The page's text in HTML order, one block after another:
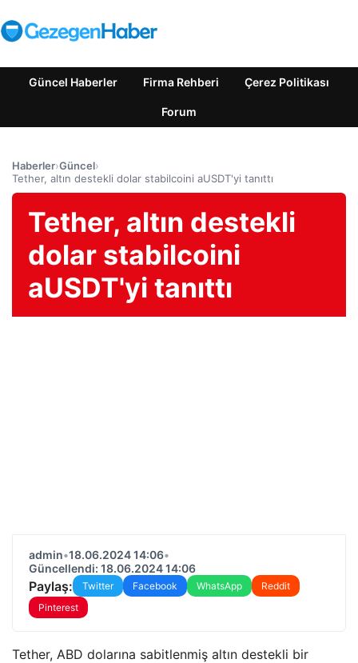
Güncel Haberler Firma Rehberi Çerez Politikası
Forum
Haberler›Güncel›
Tether, altın destekli dolar stabilcoini aUSDT'yi tanıttı
Tether, altın destekli
dolar stabilcoini
aUSDT'yi tanıttı
admin•18.06.2024 14:06•
Güncellendi: 18.06.2024 14:06
Paylaş: Twitter Facebook WhatsApp
Reddit
Pinterest
Tether, ABD dolarına sabitlenmiş altın destekli bir